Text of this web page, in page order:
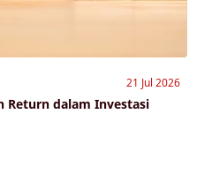
21 Jul 2026
Return dalam Investasi